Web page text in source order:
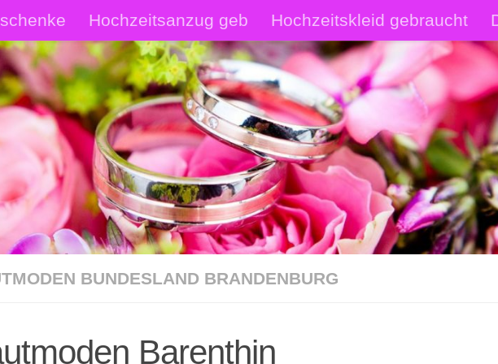
Hochzeitsanzug geb Hochzeitskleid gebraucht
Shop Hochzeitsanzüge Shop hochwertige
BUNDESLAND BRANDENBURG
Barenthin